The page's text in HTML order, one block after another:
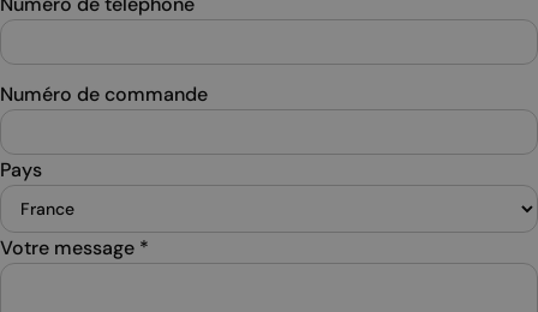
Numéro de commande
Pays
Votre message *